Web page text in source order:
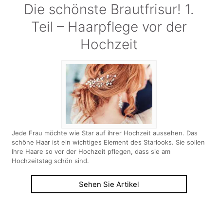
Die schönste Brautfrisur! 1.
Teil – Haarpflege vor der
Hochzeit
Jede Frau möchte wie Star auf ihrer Hochzeit aussehen. Das
schöne Haar ist ein wichtiges Element des Starlooks. Sie sollen
Ihre Haare so vor der Hochzeit pflegen, dass sie am
Hochzeitstag schön sind.
Sehen Sie Artikel